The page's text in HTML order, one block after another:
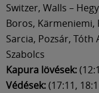
Switzer, Walls –
Boros, Kärmeniemi,
Sarcia, Pozsár, Tóth
Szabolcs
Kapura lövések:
Védések:(17:11,